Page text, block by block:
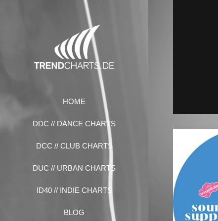
HOME
DDC // DANCE CHARTS
DCC // CLUB CHARTS
DUC // URBAN CHARTS
ID40 // INDIE CHARTS
BLOG